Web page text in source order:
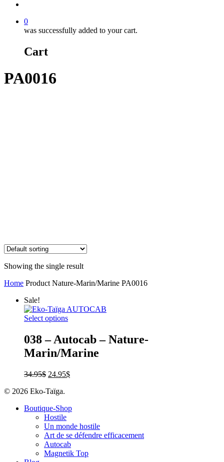
0
was successfully added to your cart.
Cart
PA0016
Showing the single result
Home Product Nature-Marin/Marine PA0016
Sale!
Select options
038 – Autocab – Nature-
Marin/Marine
34.95$ 24.95$
© 2026 Eko-Taïga.
Boutique-Shop
Hostile
Un monde hostile
Art de se défendre efficacement
Autocab
Magnetik Top